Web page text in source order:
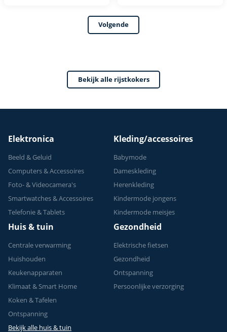
stomer - sous-vide
slowcooker -
stomer - sous-vide
Volgende
Bekijk alle rijstkokers
Elektronica
Beeld & Geluid
Computers & Accessoires
Foto- & Videocamera's
Smartwatches & Accessoires
Telefonie & Tablets
Kleding/accessoires
Babymode
Dameskleding
Herenkleding
Kindermode jongens
Kindermode meisjes
Huis & tuin
Centrale verwarming
Huishouden
Keukenapparaten
Klimaat & Smart Home
Koken & Tafelen
Ontspanning
Bekijk alle huis & tuin
Gezondheid
Elektrische fietsen
Gezondheid
Ontspanning
Persoonlijke verzorging